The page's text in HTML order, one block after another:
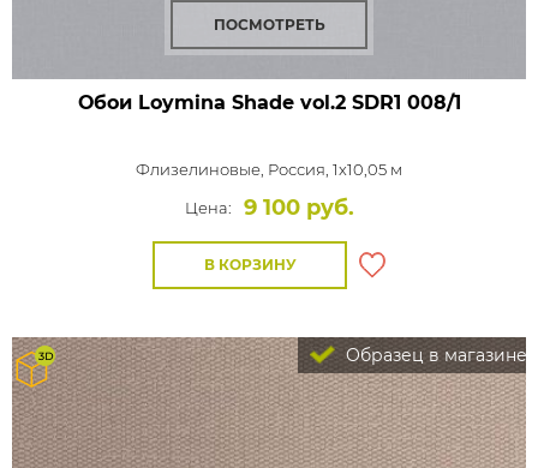
ПОСМОТРЕТЬ
Обои Loymina Shade vol.2SDR1 008/1
Флизелиновые, Россия, 1x10,05 м
Цена:
9 100 руб.
В КОРЗИНУ
Образец в магазине